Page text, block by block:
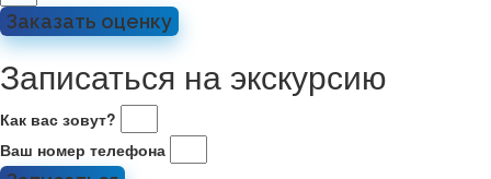
Заказать оценку
Записаться на экскурсию
Как вас зовут?
Ваш номер телефона